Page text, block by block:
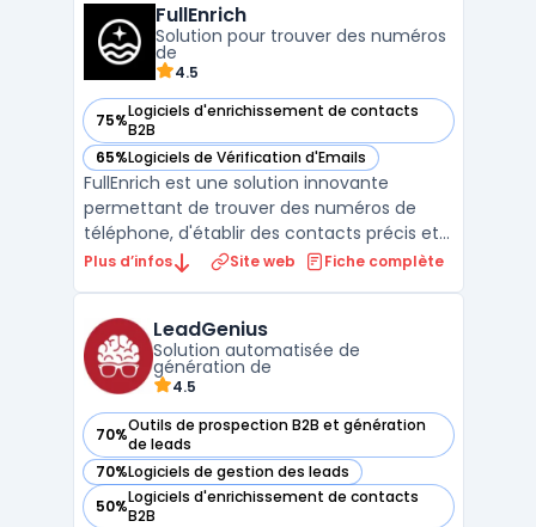
avec moteur recherche B2B performant. L ...
FullEnrich
Solution pour trouver des numéros
de
4.5
75%Logiciels d'enrichissement de contacts
B2B
— voir FullEnrich dans cette catégorie
65%Logiciels de Vérification d'Emails
— voir FullEnrich dans cette catégorie
FullEnrich est une solution innovante
permettant de trouver des numéros de
téléphone, d'établir des contacts précis et
d'améliorer la qualité des bases de
ressources humaines, cette plateforme
SaaS facilite la recherche d ...
Plus d’infos Site web Fiche complète
LeadGenius
Solution automatisée de
génération de
4.5
70%Outils de prospection B2B et génération
de leads
— voir LeadGenius dans cette catégorie
70%Logiciels de gestion des leads
— voir LeadGenius dans cette catégorie
50%Logiciels d'enrichissement de contacts
B2B
— voir LeadGenius dans cette catégorie